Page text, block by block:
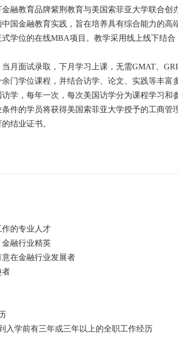
融教育品牌紫荆教育与美国索菲亚大学联合创
国金融教育实践，旨在培养具有综合能力的高
学位的在线MBA项目。教学采用线上线下结
月面试录取，下月学习上课，无需GMAT、
门学位课程，并结合访学、论文、实践等丰富
学，每年一次，每次美国访学分为课程学习和
件的学员将获得美国索菲亚大学授予的工商管
结业证书。
的专业人才
融行业精英
在金融行业发展者
者
入学前有三年或三年以上的全职工作经历